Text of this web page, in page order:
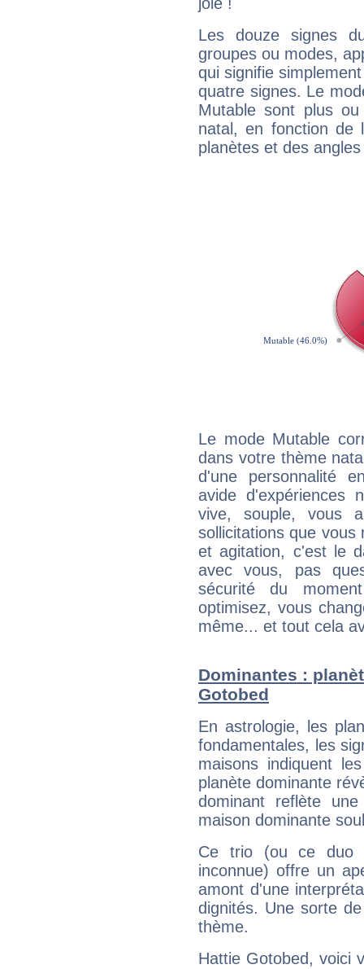
Les douze signes
groupes ou modes,
qui signifie
quatre signes. Le
Mutable sont plus
natal, en fonction de
planètes et des
Le mode Mutable
dans votre thème
d'une personnalité
avide d'expériences
vive, souple, vous
sollicitations que vous
et agitation, c'est le
avec vous, pas
sécurité du
optimisez, vous
même... et tout cela
Dominantes :
Gotobed
En astrologie, les
fondamentales, les
maisons indiquent
planète dominante
dominant reflète
maison dominante
Ce trio (ou ce duo
inconnue) offre un
amont d'une
dignités. Une sorte
thème.
Hattie Gotobed, voici